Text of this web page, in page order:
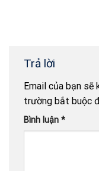
Trả lời
Email của bạn sẽ
trường bắt buộc
Bình luận *